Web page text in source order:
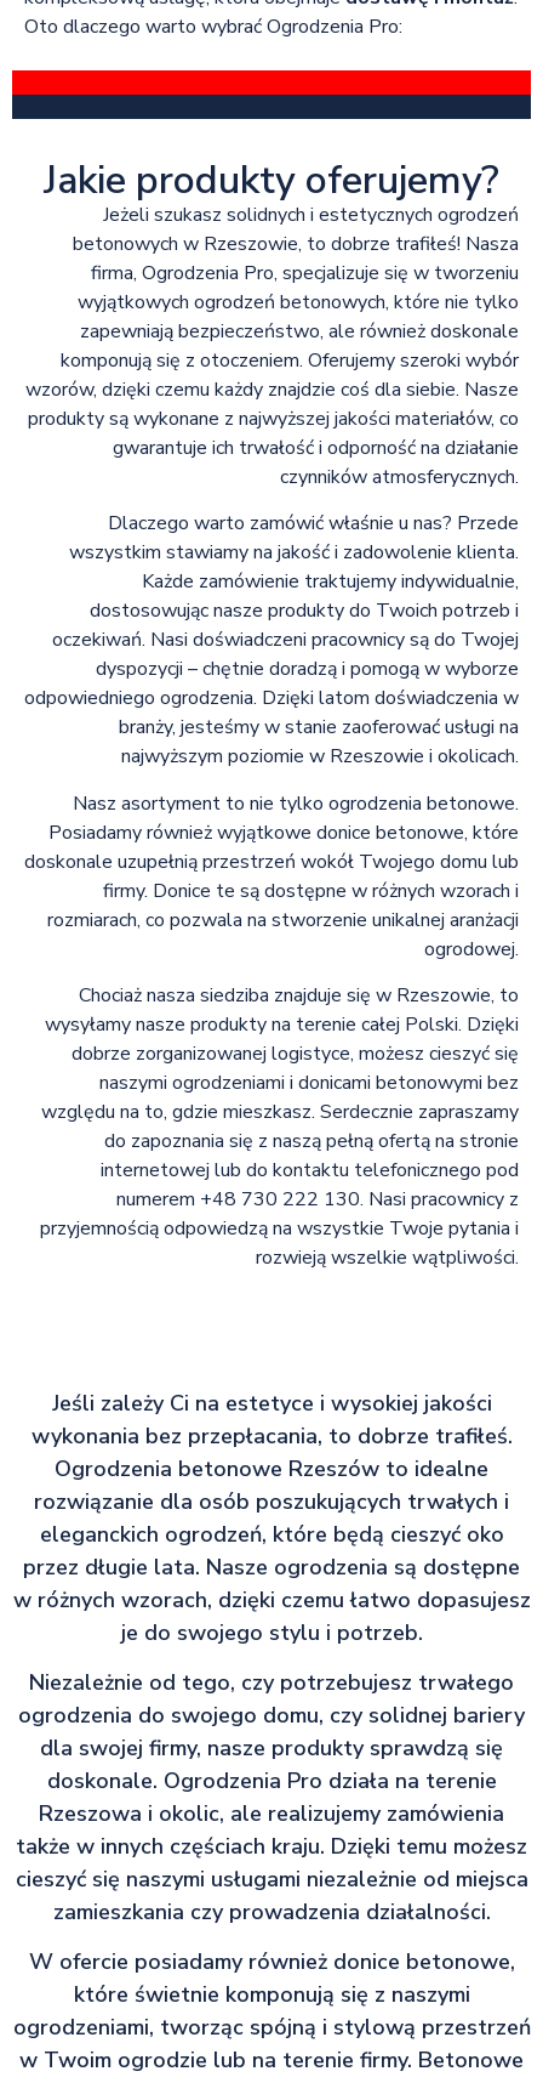
Oto dlaczego warto wybrać Ogrodzenia Pro:
Jakie produkty oferujemy?
Jeżeli szukasz solidnych i estetycznych ogrodzeń
betonowych w Rzeszowie, to dobrze trafiłeś! Nasza
firma, Ogrodzenia Pro, specjalizuje się w tworzeniu
wyjątkowych ogrodzeń betonowych, które nie tylko
zapewniają bezpieczeństwo, ale również doskonale
komponują się z otoczeniem. Oferujemy szeroki wybór
wzorów, dzięki czemu każdy znajdzie coś dla siebie. Nasze
produkty są wykonane z najwyższej jakości materiałów, co
gwarantuje ich trwałość i odporność na działanie
czynników atmosferycznych.
Dlaczego warto zamówić właśnie u nas? Przede
wszystkim stawiamy na jakość i zadowolenie klienta.
Każde zamówienie traktujemy indywidualnie,
dostosowując nasze produkty do Twoich potrzeb i
oczekiwań. Nasi doświadczeni pracownicy są do Twojej
dyspozycji – chętnie doradzą i pomogą w wyborze
odpowiedniego ogrodzenia. Dzięki latom doświadczenia w
branży, jesteśmy w stanie zaoferować usługi na
najwyższym poziomie w Rzeszowie i okolicach.
Nasz asortyment to nie tylko ogrodzenia betonowe.
Posiadamy również wyjątkowe donice betonowe, które
doskonale uzupełnią przestrzeń wokół Twojego domu lub
firmy. Donice te są dostępne w różnych wzorach i
rozmiarach, co pozwala na stworzenie unikalnej aranżacji
ogrodowej.
Chociaż nasza siedziba znajduje się w Rzeszowie, to
wysyłamy nasze produkty na terenie całej Polski. Dzięki
dobrze zorganizowanej logistyce, możesz cieszyć się
naszymi ogrodzeniami i donicami betonowymi bez
względu na to, gdzie mieszkasz. Serdecznie zapraszamy
do zapoznania się z naszą pełną ofertą na stronie
internetowej lub do kontaktu telefonicznego pod
numerem +48 730 222 130. Nasi pracownicy z
przyjemnością odpowiedzą na wszystkie Twoje pytania i
rozwieją wszelkie wątpliwości.
Jeśli zależy Ci na estetyce i wysokiej jakości
wykonania bez przepłacania, to dobrze trafiłeś.
Ogrodzenia betonowe Rzeszów to idealne
rozwiązanie dla osób poszukujących trwałych i
eleganckich ogrodzeń, które będą cieszyć oko
przez długie lata. Nasze ogrodzenia są dostępne
w różnych wzorach, dzięki czemu łatwo dopasujesz
je do swojego stylu i potrzeb.
Niezależnie od tego, czy potrzebujesz trwałego
ogrodzenia do swojego domu, czy solidnej bariery
dla swojej firmy, nasze produkty sprawdzą się
doskonale. Ogrodzenia Pro działa na terenie
Rzeszowa i okolic, ale realizujemy zamówienia
także w innych częściach kraju. Dzięki temu możesz
cieszyć się naszymi usługami niezależnie od miejsca
zamieszkania czy prowadzenia działalności.
W ofercie posiadamy również donice betonowe,
które świetnie komponują się z naszymi
ogrodzeniami, tworząc spójną i stylową przestrzeń
w Twoim ogrodzie lub na terenie firmy. Betonowe